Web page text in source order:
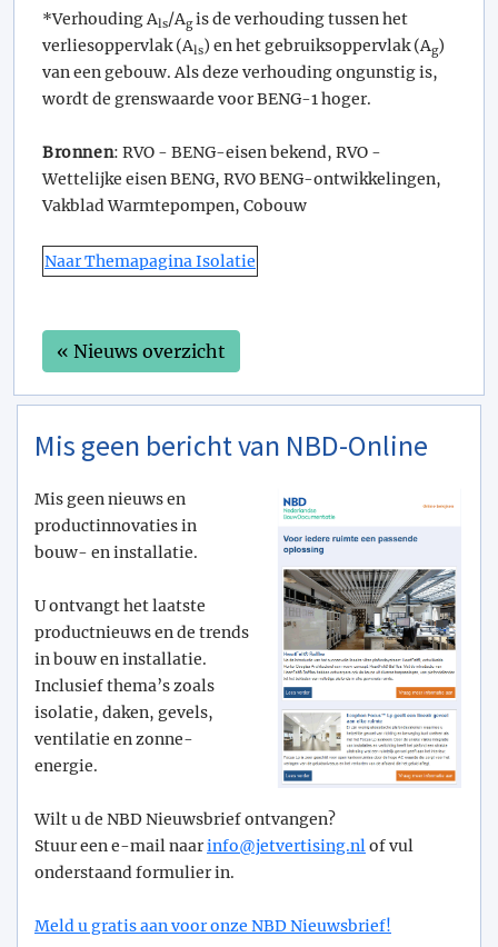
*Verhouding Als/Agis de verhouding tussen het
verliesoppervlak (Als) en het gebruiksoppervlak (Ag)
van een gebouw. Als deze verhouding ongunstig is,
wordt de grenswaarde voor BENG-1 hoger.
Bronnen: RVO - BENG-eisen bekend, RVO -
Wettelijke eisen BENG, RVO BENG-ontwikkelingen,
Vakblad Warmtepompen, Cobouw
Naar Themapagina Isolatie
« Nieuws overzicht
Mis geen bericht van NBD-Online
Mis geen nieuws en
productinnovaties in
bouw- en installatie.
U ontvangt het laatste
productnieuws en de trends
in bouw en installatie.
Inclusief thema’s zoals
isolatie, daken, gevels,
ventilatie en zonne-
energie.
Wilt u de NBD Nieuwsbrief ontvangen?
Stuur een e-mail naarinfo@­jetvertising.nlof vul
onderstaand formulier in.
Meld u gratis aan voor onze NBD Nieuwsbrief!